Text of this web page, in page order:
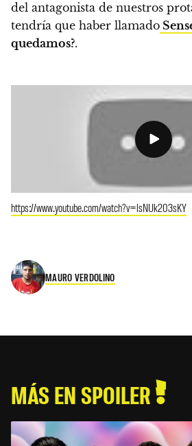
del antagonista de nuestros
tendría que haber llamado
quedamos?.
https://www.youtube.com/watch?v=lsNUk203sKY
MAURO VERDOLINO
MÁS EN SPOILER